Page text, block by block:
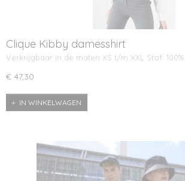
Clique Kibby damesshirt
Verkrijgbaar in de maten XS t/m XXL Stof: 100%…
€ 47,30
IN WINKELWAGEN